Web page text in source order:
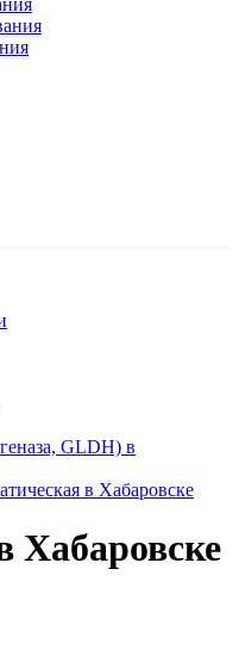
GLDH) в
в Хабаровске
Хабаровске